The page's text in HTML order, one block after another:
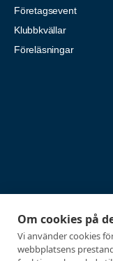
Om cookies på
Vi använder cookies
webbplatsens
Företagsevent
Klubbkvällar
Föreläsningar
Alla tester
Tröskeltest cykel